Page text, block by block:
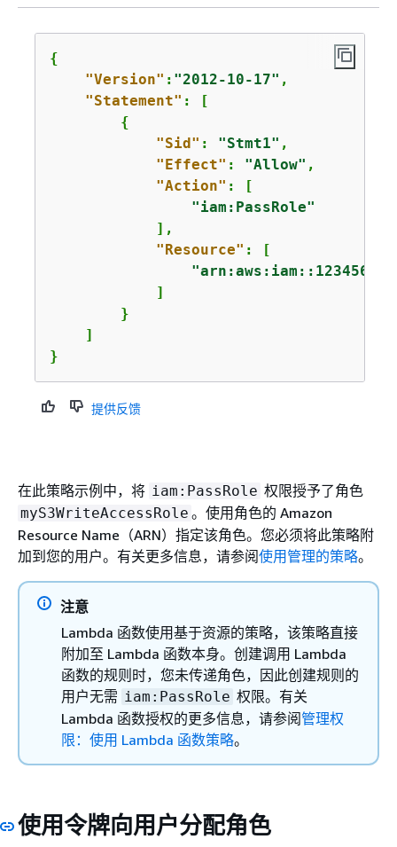
{
"Version" : "2012-10-17" ,
"Statement" : [
{
"Sid" : "Stmt1" ,
"Effect" : "Allow" ,
"Action" : [
"iam:PassRole"
            ],
"Resource" : [
            ]
        }
    ]
}
提供反馈
在此策略示例中，将 iam:PassRole 权限授予了角色
myS3WriteAccessRole 。使用角色的 Amazon
Resource Name（ARN）指定该角色。您必须将此策略附
加到您的用户。有关更多信息，请参阅使用管理的策略。
注意
Lambda 函数使用基于资源的策略，该策略直接
附加至 Lambda 函数本身。创建调用 Lambda
函数的规则时，您未传递角色，因此创建规则的
用户无需 iam:PassRole 权限。有关
Lambda 函数授权的更多信息，请参阅管理权
限：使用 Lambda 函数策略。
使用令牌向用户分配角色